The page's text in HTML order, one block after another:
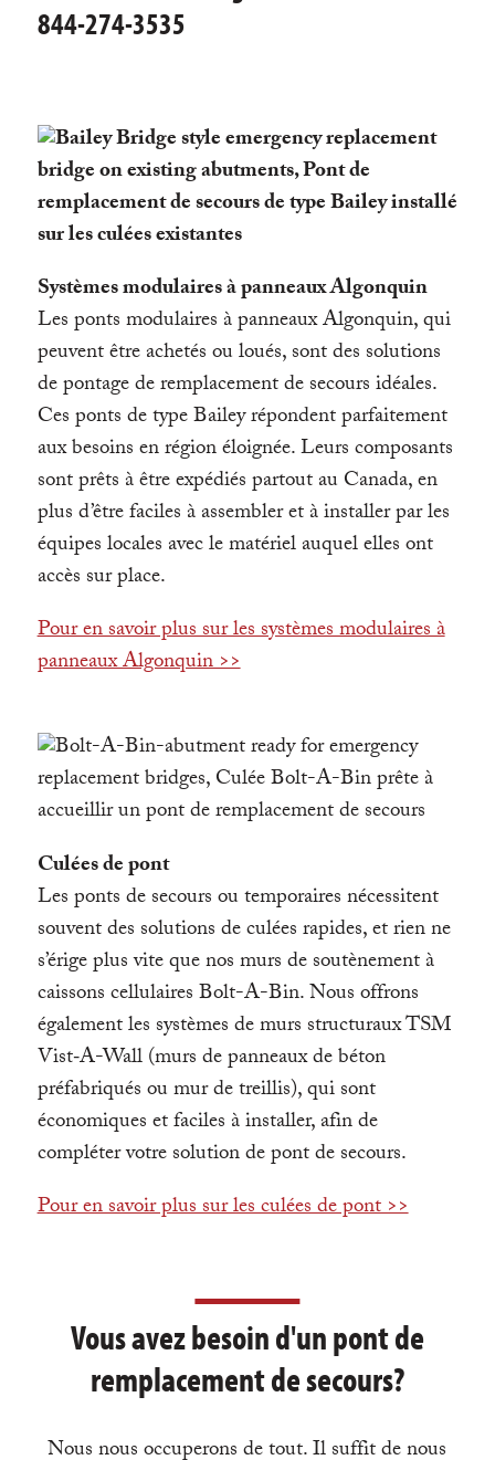
844-274-3535
Systèmes modulairesà panneaux Algonquin
Les ponts modulaires à panneaux Algonquin, qui
peuvent être achetés ou loués, sont des solutions
de pontage de remplacement de secours idéales.
Ces ponts de type Bailey répondent parfaitement
aux besoins en région éloignée. Leurs composants
sont prêts à être expédiés partout au Canada, en
plus d’être faciles à assembler et à installer par les
équipes locales avec le matériel auquel elles ont
accès sur place.
Pour en savoir plus sur les systèmes modulaires à
panneaux Algonquin >>
Culées de pont
Les ponts de secours ou temporaires nécessitent
souvent des solutions de culées rapides, et rien ne
s’érige plus vite que nos murs de soutènement à
caissons cellulaires Bolt-A-Bin. Nous offrons
également les systèmes de murs structuraux TSM
Vist‑A-Wall (murs de panneaux de béton
préfabriqués ou mur de treillis), qui sont
économiques et faciles à installer, afin de
compléter votre solution de pont de secours.
Pour en savoir plus sur les culées de pont >>
Vous avez besoin d'un pont de
remplacement de secours?
Nous nous occuperons de tout. Il suffit de nous